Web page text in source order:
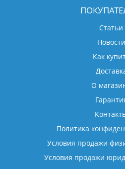
Статьи
Новости
Как
О
Политика
Условия продажи
Условия продажи